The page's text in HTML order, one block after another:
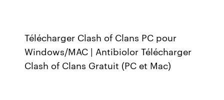
Télécharger Clash of Clans PC pour
Windows/MAC | Antibiolor Télécharger
Clash of Clans Gratuit (PC et Mac)